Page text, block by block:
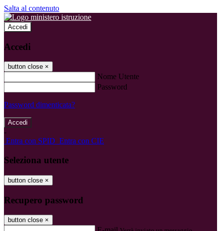
Salta al contenuto
Accedi
Accedi
button close ×
Nome Utente
Password
Password dimenticata?
-
Entra con SPID Entra con CIE
Seleziona utente
button close ×
Recupero password
button close ×